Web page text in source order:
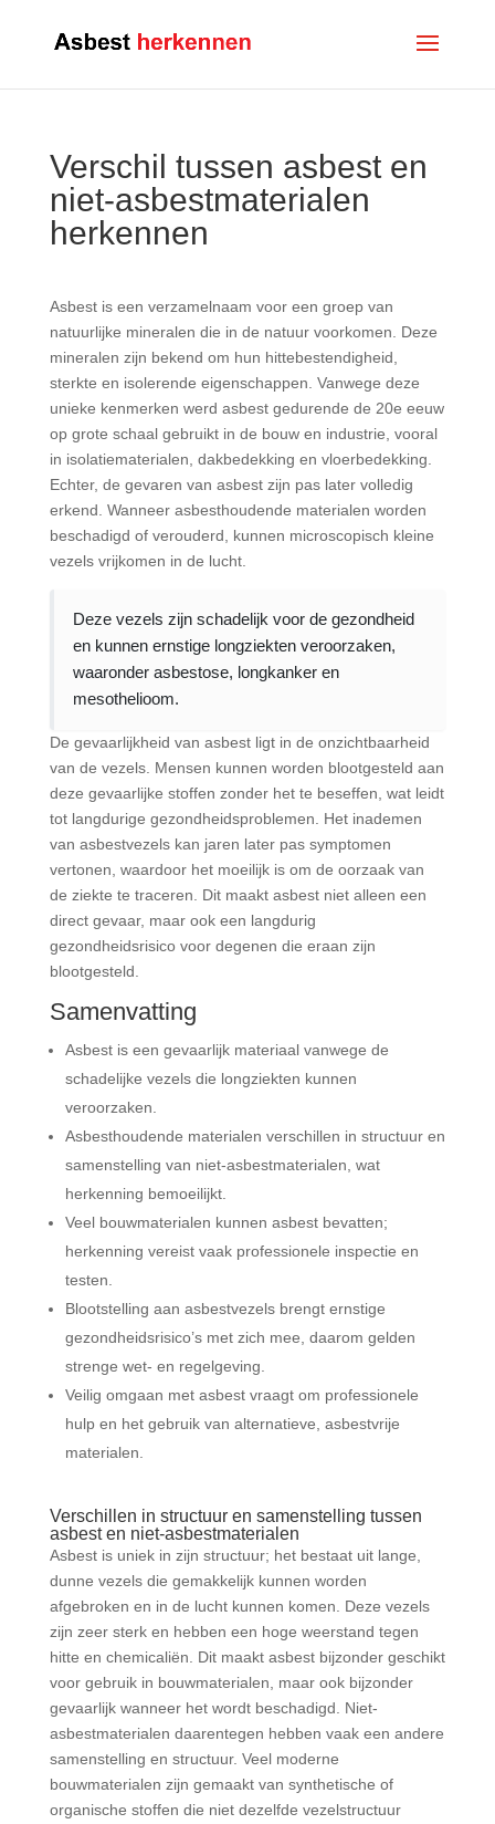
Verschil tussen asbest en
niet-asbestmaterialen
herkennen
Asbest is een verzamelnaam voor een groep van
natuurlijke mineralen die in de natuur voorkomen. Deze
mineralen zijn bekend om hun hittebestendigheid,
sterkte en isolerende eigenschappen. Vanwege deze
unieke kenmerken werd asbest gedurende de 20e eeuw
op grote schaal gebruikt in de bouw en industrie, vooral
in isolatiematerialen, dakbedekking en vloerbedekking.
Echter, de gevaren van asbest zijn pas later volledig
erkend. Wanneer asbesthoudende materialen worden
beschadigd of verouderd, kunnen microscopisch kleine
vezels vrijkomen in de lucht.
Deze vezels zijn schadelijk voor de gezondheid
en kunnen ernstige longziekten veroorzaken,
waaronder asbestose, longkanker en
mesothelioom.
De gevaarlijkheid van asbest ligt in de onzichtbaarheid
van de vezels. Mensen kunnen worden blootgesteld aan
deze gevaarlijke stoffen zonder het te beseffen, wat leidt
tot langdurige gezondheidsproblemen. Het inademen
van asbestvezels kan jaren later pas symptomen
vertonen, waardoor het moeilijk is om de oorzaak van
de ziekte te traceren. Dit maakt asbest niet alleen een
direct gevaar, maar ook een langdurig
gezondheidsrisico voor degenen die eraan zijn
blootgesteld.
Samenvatting
Asbest is een gevaarlijk materiaal vanwege de
schadelijke vezels die longziekten kunnen
veroorzaken.
Asbesthoudende materialen verschillen in structuur en
samenstelling van niet-asbestmaterialen, wat
herkenning bemoeilijkt.
Veel bouwmaterialen kunnen asbest bevatten;
herkenning vereist vaak professionele inspectie en
testen.
Blootstelling aan asbestvezels brengt ernstige
gezondheidsrisico’s met zich mee, daarom gelden
strenge wet- en regelgeving.
Veilig omgaan met asbest vraagt om professionele
hulp en het gebruik van alternatieve, asbestvrije
materialen.
Verschillen in structuur en samenstelling tussen
asbest en niet-asbestmaterialen
Asbest is uniek in zijn structuur; het bestaat uit lange,
dunne vezels die gemakkelijk kunnen worden
afgebroken en in de lucht kunnen komen. Deze vezels
zijn zeer sterk en hebben een hoge weerstand tegen
hitte en chemicaliën. Dit maakt asbest bijzonder geschikt
voor gebruik in bouwmaterialen, maar ook bijzonder
gevaarlijk wanneer het wordt beschadigd. Niet-
asbestmaterialen daarentegen hebben vaak een andere
samenstelling en structuur. Veel moderne
bouwmaterialen zijn gemaakt van synthetische of
organische stoffen die niet dezelfde vezelstructuur